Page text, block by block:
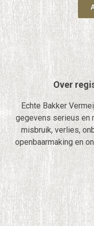
Over
Echte Bakker
gegevens serieus en
misbruik, verlies,
openbaarmaking en